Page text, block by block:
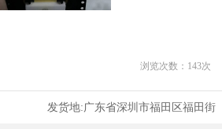
浏览次数： 143次
发货地:广东省深圳市福田区福田街